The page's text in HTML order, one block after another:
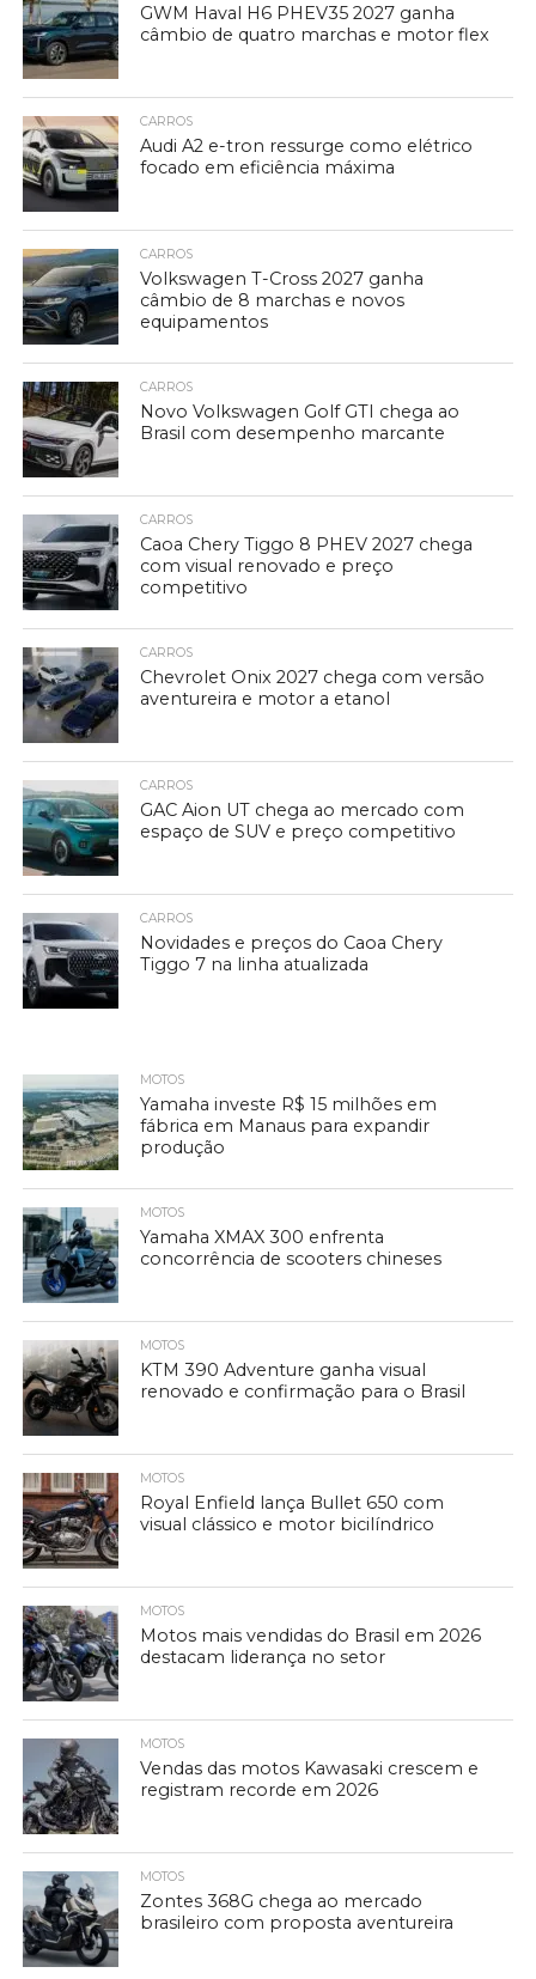
GWM Haval H6 PHEV35 2027 ganha
câmbio de quatro marchas e motor flex
CARROS
Audi A2 e-tron ressurge como elétrico
focado em eficiência máxima
CARROS
Volkswagen T-Cross 2027 ganha
câmbio de 8 marchas e novos
equipamentos
CARROS
Novo Volkswagen Golf GTI chega ao
Brasil com desempenho marcante
CARROS
Caoa Chery Tiggo 8 PHEV 2027 chega
com visual renovado e preço
competitivo
CARROS
Chevrolet Onix 2027 chega com versão
aventureira e motor a etanol
CARROS
GAC Aion UT chega ao mercado com
espaço de SUV e preço competitivo
CARROS
Novidades e preços do Caoa Chery
Tiggo 7 na linha atualizada
MOTOS
Yamaha investe R$ 15 milhões em
fábrica em Manaus para expandir
produção
MOTOS
Yamaha XMAX 300 enfrenta
concorrência de scooters chineses
MOTOS
KTM 390 Adventure ganha visual
renovado e confirmação para o Brasil
MOTOS
Royal Enfield lança Bullet 650 com
visual clássico e motor bicilíndrico
MOTOS
Motos mais vendidas do Brasil em 2026
destacam liderança no setor
MOTOS
Vendas das motos Kawasaki crescem e
registram recorde em 2026
MOTOS
Zontes 368G chega ao mercado
brasileiro com proposta aventureira